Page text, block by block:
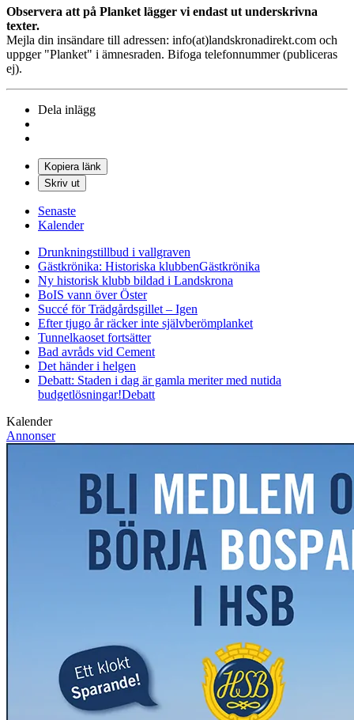
Observera att på Planket lägger vi endast ut underskrivna
texter.
Mejla din insändare till adressen: info(at)landskronadirekt.com och
uppger "Planket" i ämnesraden. Bifoga telefonnummer (publiceras
ej).
Dela inlägg
Kopiera länk
Skriv ut
Senaste
Kalender
Drunkningstillbud i vallgraven
Gästkrönika: Historiska klubbenGästkrönika
Ny historisk klubb bildad i Landskrona
BoIS vann över Öster
Succé för Trädgårdsgillet – Igen
Efter tjugo år räcker inte självberömplanket
Tunnelkaoset fortsätter
Bad avråds vid Cement
Det händer i helgen
Debatt: Staden i dag är gamla meriter med nutida
budgetlösningar!Debatt
Kalender
Annonser